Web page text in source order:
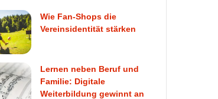
Wie Fan-Shops die
Vereinsidentität stärken
Lernen neben Beruf und
Familie: Digitale
Weiterbildung gewinnt an